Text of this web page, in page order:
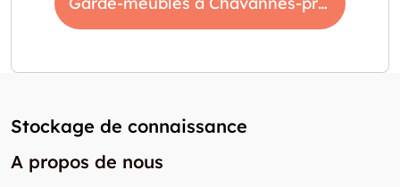
Stockage de connaissance
A propos de nous